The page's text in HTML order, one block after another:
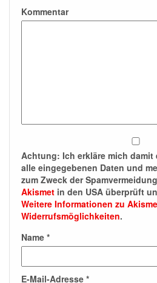
Kommentar
Achtung: Ich erkläre mich
alle eingegebenen Daten und
zum Zweck der
Akismet in den USA überprüft
Weitere Informationen zu
Widerrufsmöglichkeiten.
Name *
E-Mail-Adresse *